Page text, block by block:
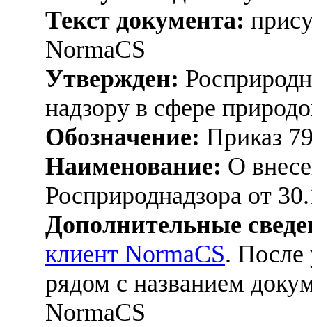
Текст документа:
NormaCS
Утвержден:
надзору в сфере
Обозначение: Приказ
Наименование: О
Росприроднадзора от
Дополнительные
клиент NormaCS. После
рядом с названием
NormaCS